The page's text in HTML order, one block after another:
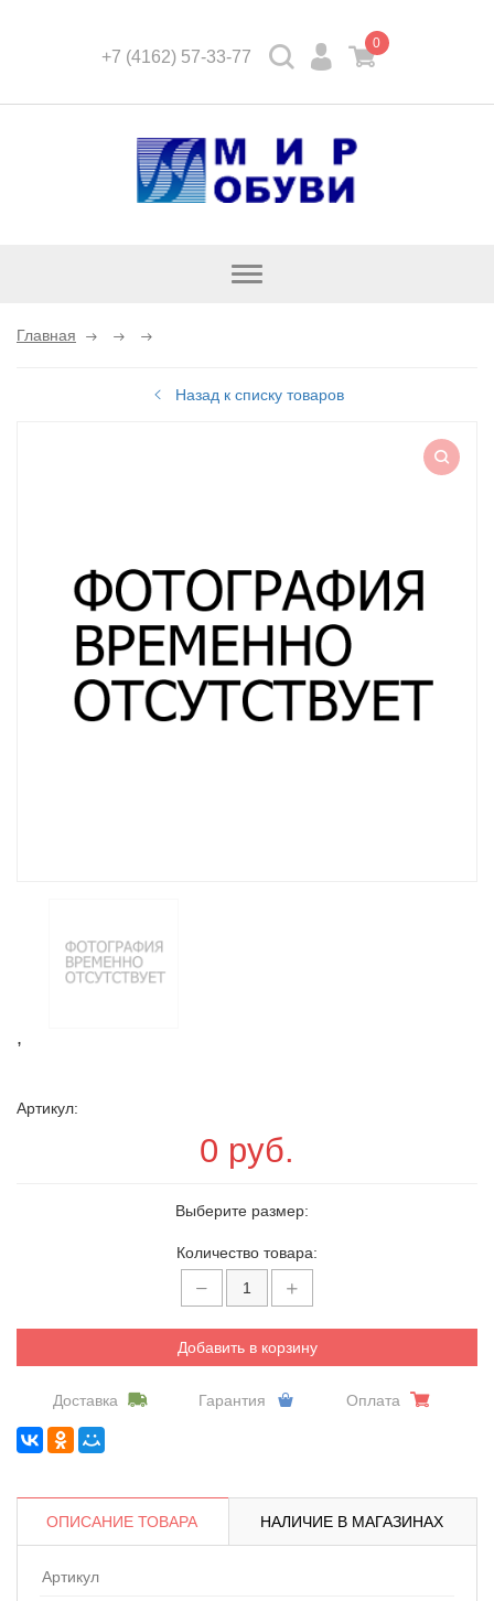
+7 (4162) 57-33-77
0
Открыть
Главная
Назад к списку товаров
,
Артикул:
0 руб.
Выберите размер:
Количество товара:
Добавить в корзину
Доставка Гарантия Оплата
ОПИСАНИЕ ТОВАРА НАЛИЧИЕ В МАГАЗИНАХ
Артикул